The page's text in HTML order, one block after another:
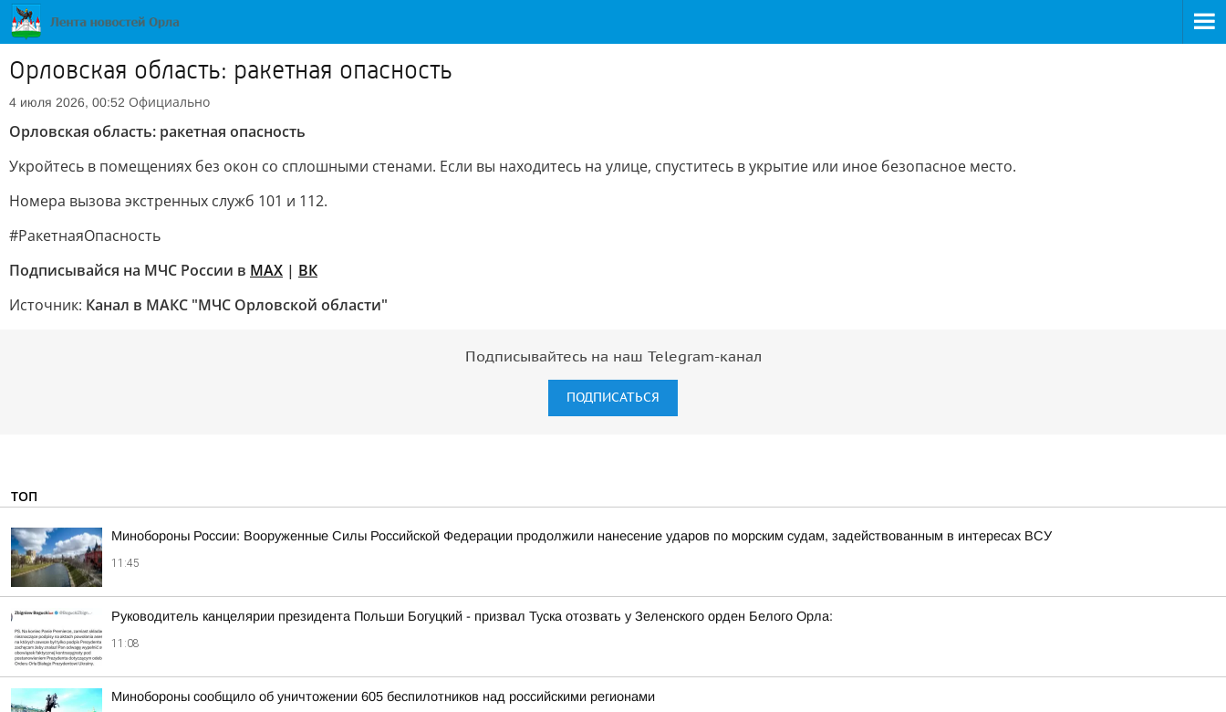
Орловская область: ракетная опасность
4 июля 2026, 00:52 Официально
Орловская область: ракетная опасность
Укройтесь в помещениях без окон со сплошными стенами. Если вы находитесь на улице, спуститесь в укрытие или иное безопасное место.
Номера вызова экстренных служб 101 и 112.
#РакетнаяОпасность
Подписывайся на МЧС России в MAX | ВК
Источник: Канал в МАКС "МЧС Орловской области"
Подписывайтесь на наш Telegram-канал
ПОДПИСАТЬСЯ
ТОП
Минобороны России: Вооруженные Силы Российской Федерации продолжили нанесение ударов по морским судам, задействованным в интересах ВСУ
11:45
Руководитель канцелярии президента Польши Богуцкий - призвал Туска отозвать у Зеленского орден Белого Орла:
11:08
Минобороны сообщило об уничтожении 605 беспилотников над российскими регионами